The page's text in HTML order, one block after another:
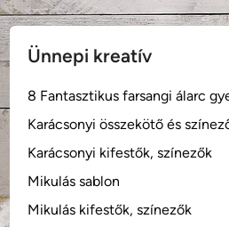
Ünnepi kreatív
8 Fantasztikus farsangi álarc
Karácsonyi összekötő és
Karácsonyi kifestők, színezők
Mikulás sablon
Mikulás kifestők, színezők